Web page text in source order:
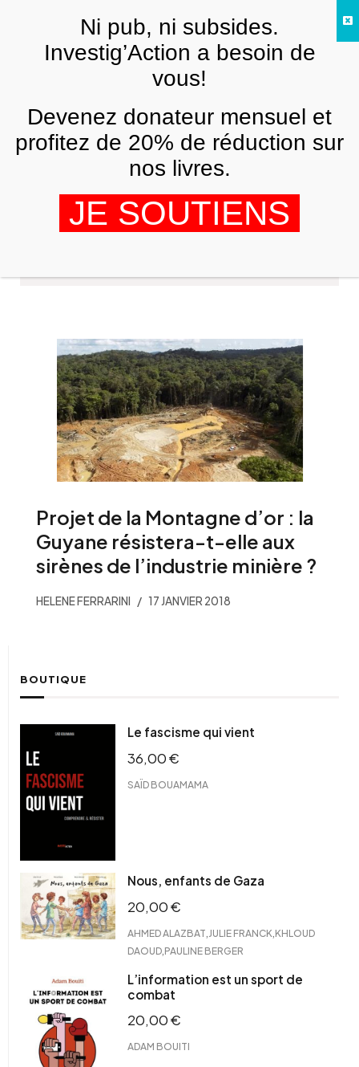
Helene Ferrarini
Projet de la Montagne d’or : la
Guyane résistera-t-elle aux
sirènes de l’industrie minière ?
HELENE FERRARINI 17 JANVIER 2018
BOUTIQUE
Le fascisme qui vient
36,00€
SAÏD BOUAMAMA
Nous, enfants de Gaza
20,00€
AHMED ALAZBAT JULIE FRANCK KHLOUD
DAOUD PAULINE BERGER
L’information est un sport de
combat
20,00€
ADAM BOUITI
FRNi pub, ni subsides.
Investig’Action a besoin de
vous!
Devenez donateur mensuel et
profitez de 20% de réduction sur
nos livres.
JE SOUTIENS